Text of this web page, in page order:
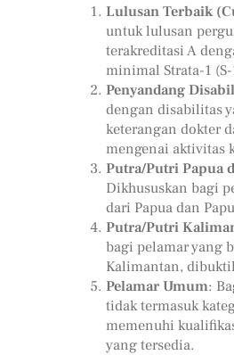
Lulusan Terbaik
untuk lulusan
terakreditasi A
minimal Strata-1 (S-
Penyandang
dengan disabilitas
keterangan dokter
mengenai aktivitas
Putra/Putri Papua
Dikhususkan bagi
dari Papua dan
Putra/Putri
bagi pelamar yang
Kalimantan,
Pelamar Umum:
tidak termasuk
memenuhi
yang tersedia.